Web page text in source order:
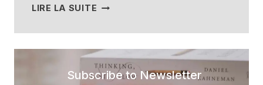
LIRE LA SUITE POURQUOI
L’EAU
ENTRE
WC
Subscribe to Newsletter